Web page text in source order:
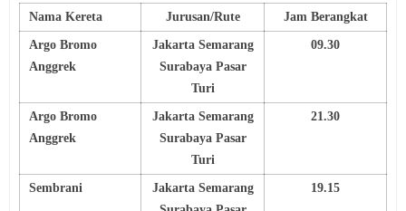
Nama Kereta Jurusan/Rute Jam Berangkat
Argo Bromo
Anggrek
Jakarta Semarang
Surabaya Pasar
Turi
09.30
Argo Bromo
Anggrek
Jakarta Semarang
Surabaya Pasar
Turi
21.30
Sembrani
Jakarta Semarang
19.15